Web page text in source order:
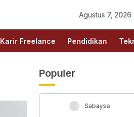
Agustus 7, 2026
Karir Freelance Pendidikan
Populer
Sabaysa